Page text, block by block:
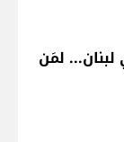
لمَن